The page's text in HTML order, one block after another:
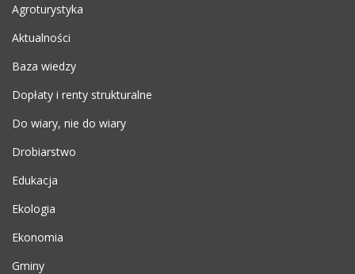
Agroturystyka
Aktualności
Baza wiedzy
Dopłaty i renty strukturalne
Do wiary, nie do wiary
Drobiarstwo
Edukacja
Ekologia
Ekonomia
Gminy